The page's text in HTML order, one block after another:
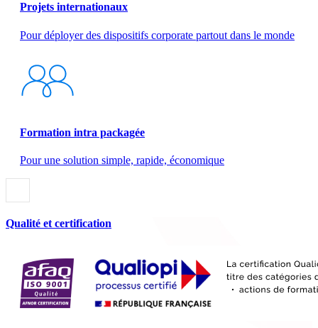
Projets internationaux
Pour déployer des dispositifs corporate partout dans le monde
Formation intra packagée
Pour une solution simple, rapide, économique
Qualité et certification